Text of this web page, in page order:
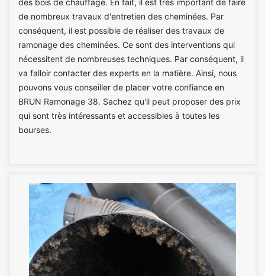
de nombreux travaux d'entretien des cheminées. Par
conséquent, il est possible de réaliser des travaux de
ramonage des cheminées. Ce sont des interventions qui
nécessitent de nombreuses techniques. Par conséquent, il
va falloir contacter des experts en la matière. Ainsi, nous
pouvons vous conseiller de placer votre confiance en
BRUN Ramonage 38. Sachez qu'il peut proposer des prix
qui sont très intéressants et accessibles à toutes les
bourses.